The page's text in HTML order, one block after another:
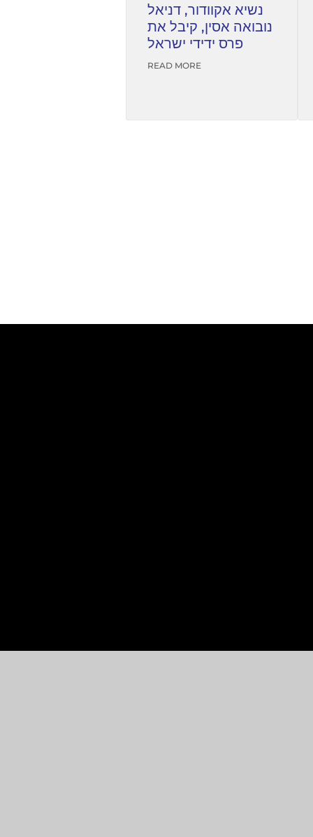
נשיא אקוודור, דניאל
נובואה אסין, קיבל את
פרס ידידי ישראל
READ MORE